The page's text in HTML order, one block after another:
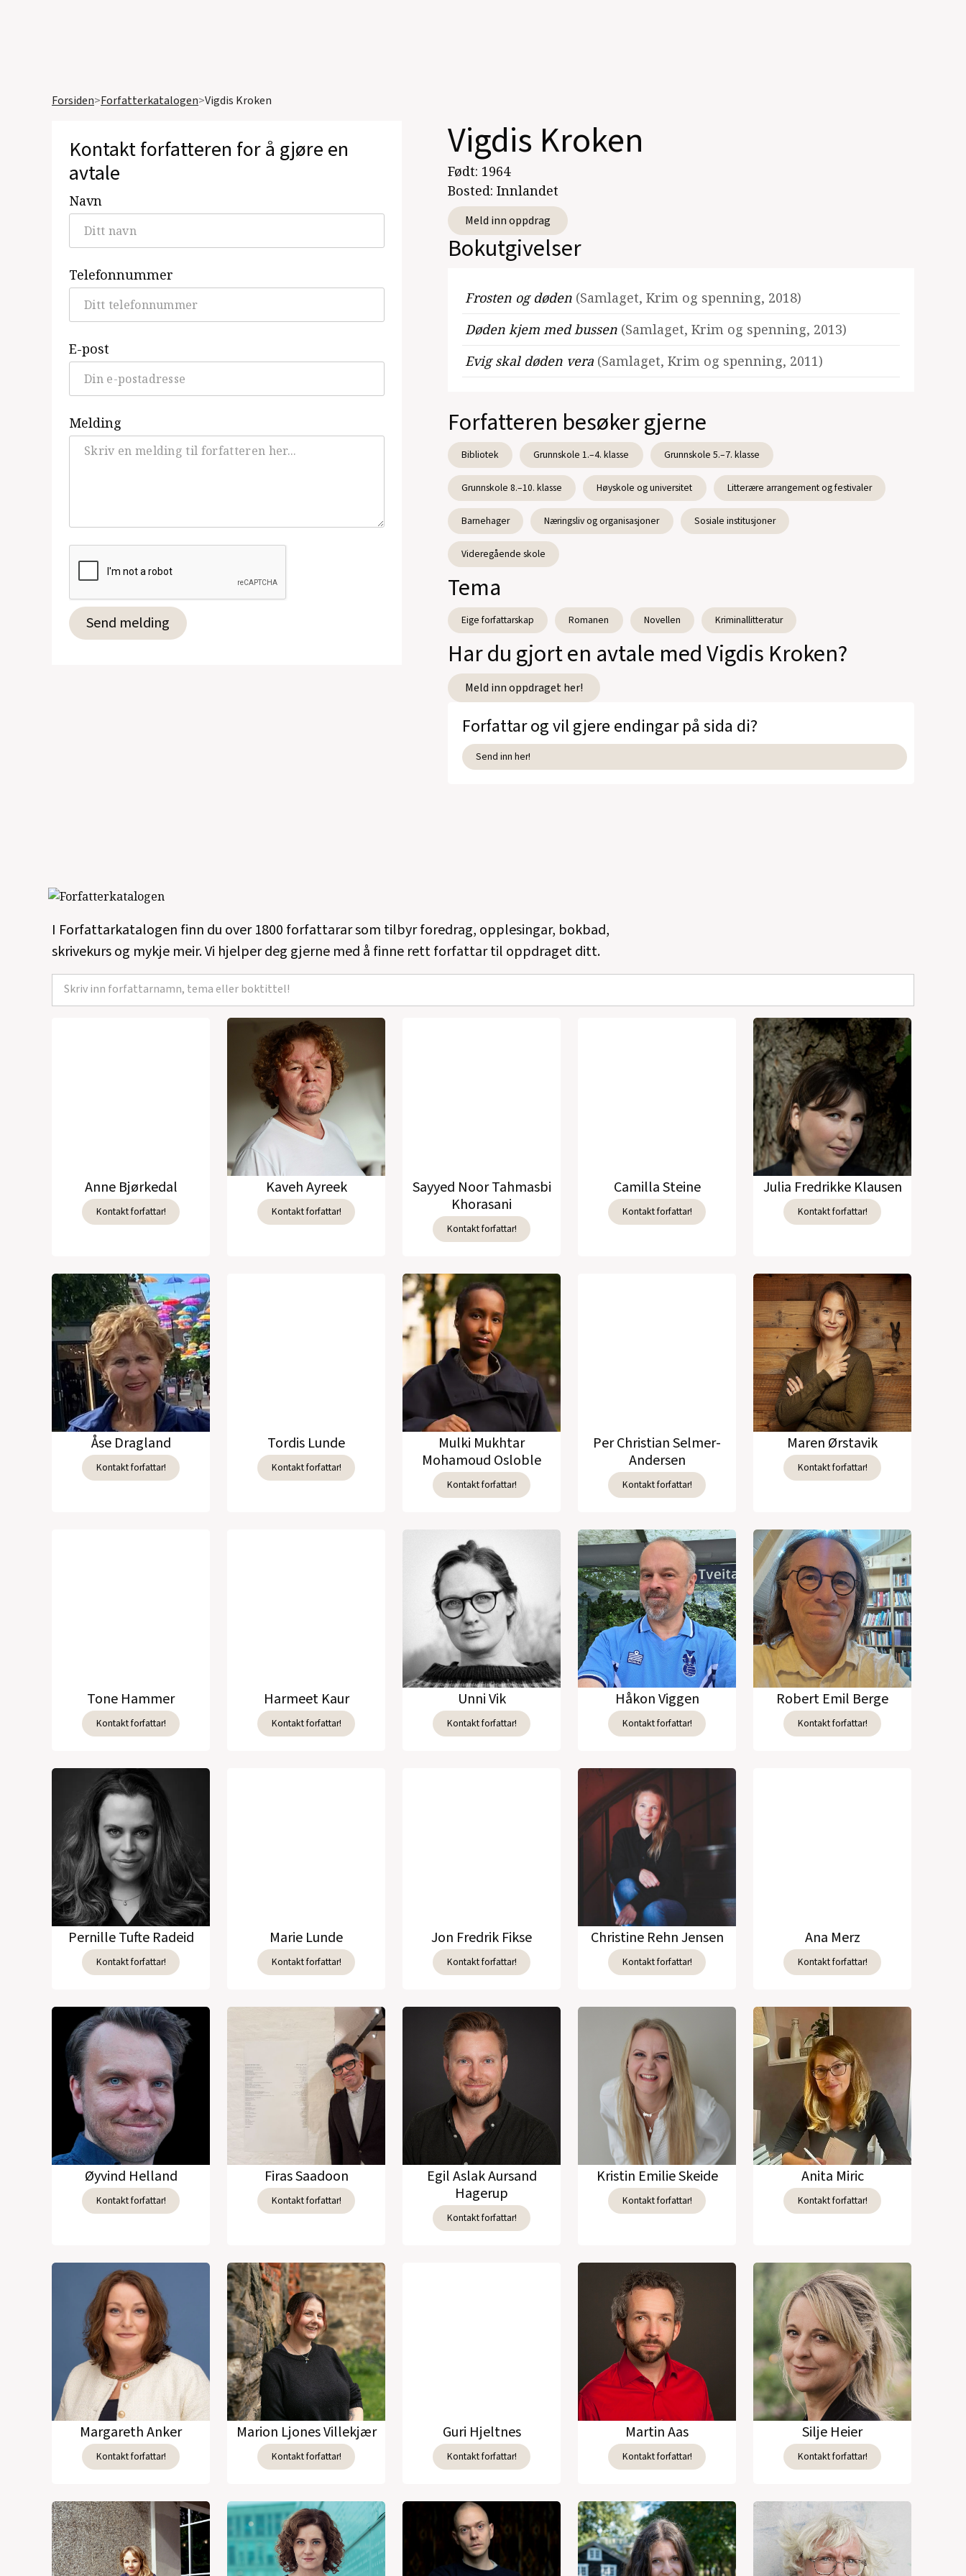
Forsiden>Forfatterkatalogen>Vigdis Kroken
Kontakt forfatteren for å gjøre en
avtale
Navn
Telefonnummer
E-post
Melding
Vigdis Kroken
Født: 1964
Bosted: Innlandet
Meld inn oppdrag
Bokutgivelser
Frosten og døden (Samlaget, Krim og spenning, 2018)
Døden kjem med bussen (Samlaget, Krim og spenning, 2013)
Evig skal døden vera (Samlaget, Krim og spenning, 2011)
Forfatteren besøker gjerne
Bibliotek Grunnskole 1.–4. klasse Grunnskole 5.–7. klasse
Grunnskole 8.–10. klasse Høyskole og universitet Litterære arrangement og festivaler
Barnehager Næringsliv og organisasjoner Sosiale institusjoner
Videregående skole
Tema
Eige forfattarskap Romanen Novellen Kriminallitteratur
Har du gjort en avtale med Vigdis Kroken?
Meld inn oppdraget her!
Forfattar og vil gjere endingar på sida di?
Send inn her!
I Forfattarkatalogen finn du over 1800 forfattarar som tilbyr foredrag, opplesingar, bokbad,
skrivekurs og mykje meir. Vi hjelper deg gjerne med å finne rett forfattar til oppdraget ditt.
Anne Bjørkedal
Kontakt forfattar!
Kaveh Ayreek
Kontakt forfattar!
Sayyed Noor Tahmasbi
Khorasani
Kontakt forfattar!
Camilla Steine
Kontakt forfattar!
Julia Fredrikke Klausen
Kontakt forfattar!
Åse Dragland
Kontakt forfattar!
Tordis Lunde
Kontakt forfattar!
Mulki Mukhtar
Mohamoud Osloble
Kontakt forfattar!
Per Christian Selmer-
Andersen
Kontakt forfattar!
Maren Ørstavik
Kontakt forfattar!
Tone Hammer
Kontakt forfattar!
Harmeet Kaur
Kontakt forfattar!
Unni Vik
Kontakt forfattar!
Håkon Viggen
Kontakt forfattar!
Robert Emil Berge
Kontakt forfattar!
Pernille Tufte Radeid
Kontakt forfattar!
Marie Lunde
Kontakt forfattar!
Jon Fredrik Fikse
Kontakt forfattar!
Christine Rehn Jensen
Kontakt forfattar!
Ana Merz
Kontakt forfattar!
Øyvind Helland
Kontakt forfattar!
Firas Saadoon
Kontakt forfattar!
Egil Aslak Aursand
Hagerup
Kontakt forfattar!
Kristin Emilie Skeide
Kontakt forfattar!
Anita Miric
Kontakt forfattar!
Margareth Anker
Kontakt forfattar!
Marion Ljones Villekjær
Kontakt forfattar!
Guri Hjeltnes
Kontakt forfattar!
Martin Aas
Kontakt forfattar!
Silje Heier
Kontakt forfattar!